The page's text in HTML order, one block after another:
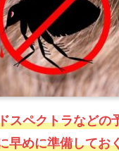
スペクトラなどの
早めに準備してお